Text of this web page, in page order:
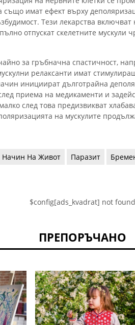
също имат ефект върху
Тези лекарства
отпускат скелетните мускули
за гръбначна спастичност,
релаксанти имат
инициират дълготрайна
приема на медикаменти и
след това предизвикват
на мускулите
Начин На Живот Паразит
$config[ads_kvadrat] not found
ПРЕПОРЪЧАНО